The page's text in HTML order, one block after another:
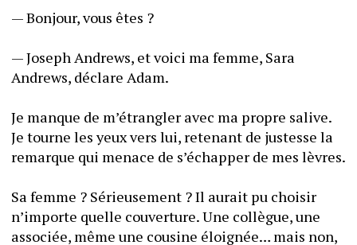
— Bonjour, vous êtes ?
— Joseph Andrews, et voici ma femme, Sara
Je manque de m’étrangler avec ma propre salive.
Je tourne les yeux vers lui, retenant de justesse la
Sa femme ? Sérieusement ? Il aurait pu choisir
n’importe quelle couverture. Une collègue, une
associée, même une cousine éloignée… mais non,